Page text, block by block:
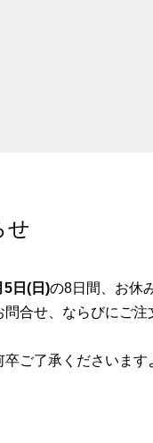
せ
5日(日)の8日間、お休
合せ、ならびにご
ご了承くださいます